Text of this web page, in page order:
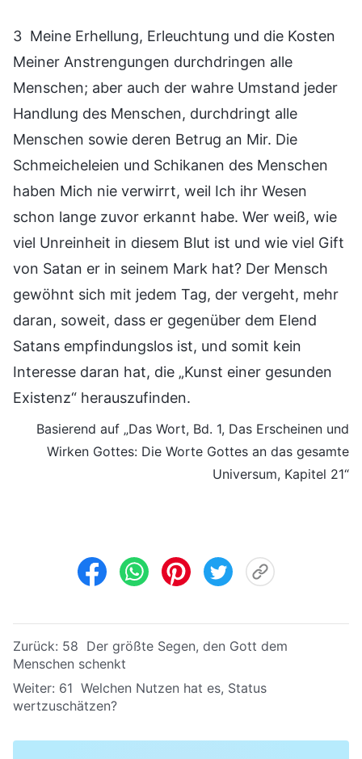
3 Meine Erhellung, Erleuchtung und die Kosten
Meiner Anstrengungen durchdringen alle
Menschen; aber auch der wahre Umstand jeder
Handlung des Menschen, durchdringt alle
Menschen sowie deren Betrug an Mir. Die
Schmeicheleien und Schikanen des Menschen
haben Mich nie verwirrt, weil Ich ihr Wesen
schon lange zuvor erkannt habe. Wer weiß, wie
viel Unreinheit in diesem Blut ist und wie viel Gift
von Satan er in seinem Mark hat? Der Mensch
gewöhnt sich mit jedem Tag, der vergeht, mehr
daran, soweit, dass er gegenüber dem Elend
Satans empfindungslos ist, und somit kein
Interesse daran hat, die „Kunst einer gesunden
Existenz“ herauszufinden.
Basierend auf „Das Wort, Bd. 1, Das Erscheinen und
Wirken Gottes: Die Worte Gottes an das gesamte
Universum, Kapitel 21“
Zurück: 58 Der größte Segen, den Gott dem
Menschen schenkt
Weiter: 61 Welchen Nutzen hat es, Status
wertzuschätzen?